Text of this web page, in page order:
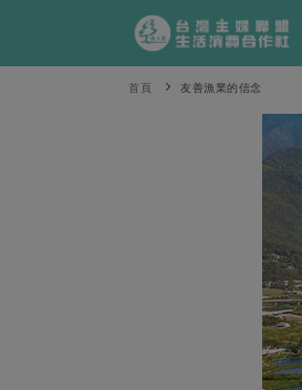
首頁 友善漁業的信念